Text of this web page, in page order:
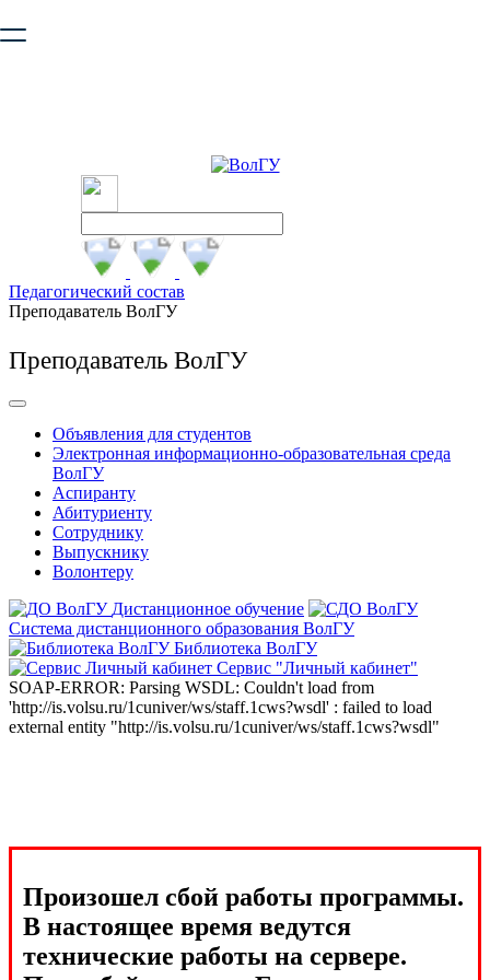
безопасную работу с сайтом. Пожалуйста
Педагогический состав
Преподаватель ВолГУ
Преподаватель ВолГУ
Объявления для студентов
Электронная информационно-образовательная среда
ВолГУ
Аспиранту
Абитуриенту
Сотруднику
Выпускнику
Волонтеру
Дистанционное обучение
Система дистанционного образования ВолГУ
Библиотека ВолГУ
Сервис "Личный кабинет"
SOAP-ERROR: Parsing WSDL: Couldn't load from
'http://is.volsu.ru/1cuniver/ws/staff.1cws?wsdl' : failed to load
external entity "http://is.volsu.ru/1cuniver/ws/staff.1cws?wsdl"
Произошел сбой работы программы.
В настоящее время ведутся
технические работы на сервере.